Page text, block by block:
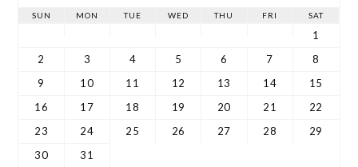
SUN MON TUE WED THU FRI SAT
1
2
3 4 5 6 7
8
9
10 11 12 13 14
15
16
17 18 19 20 21
22
23
24 25 26 27 28
29
30
31